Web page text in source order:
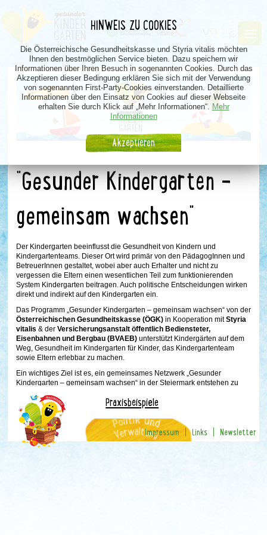
HINWEIS ZU COOKIES
Die Österreichische Gesundheitskasse und Styria vitalis möchten
Ihnen den bestmöglichen Service bieten. Dazu speichern wir
Informationen über Ihren Besuch in sogenannten Cookies. Durch das
Akzeptieren dieser Bedingung erklären Sie sich mit der Verwendung
von sogenannten First-Party-Cookies einverstanden. Detaillierte
Informationen über den Einsatz von Cookies auf dieser Webseite
erhalten Sie durch Klick auf „Mehr Informationen“. Mehr
Informationen
Akzeptieren
"Gesunder Kindergarten –
gemeinsam wachsen"
Der Kindergarten beeinflusst die Gesundheit von Kindern und
Kindergartenteams. Dieser Ort wird primär von den PädagogInnen und
BetreuerInnen gestaltet, wobei aber auch Erhalter und nicht zu
vergessen die Eltern einen wesentlichen Teil zum funktionierenden
System Kindergarten beitragen. Auch politische Entscheidungen wirken
direkt und indirekt auf den Kindergarten ein.
Das Programm „Gesunder Kindergarten – gemeinsam wachsen“ von der
Österreichischen Gesundheitskasse (ÖGK)in Kooperation mitStyria
vitalis & der Versicherungsanstalt öffentlich Bediensteter,
Eisenbahnen und Bergbau (BVAEB)unterstützt Kindergärten auf dem
Weg, Gesundheit im Kindergarten für Kinder, das Kindergartenteam
sowie Eltern erlebbar zu machen.
Ein wichtiges Ziel ist es, ein gemeinsames Netzwerk „Gesunder
Kindergarten – gemeinsam wachsen“ in der Steiermark entstehen zu
Praxisbeispiele
Impressum Links Newsletter